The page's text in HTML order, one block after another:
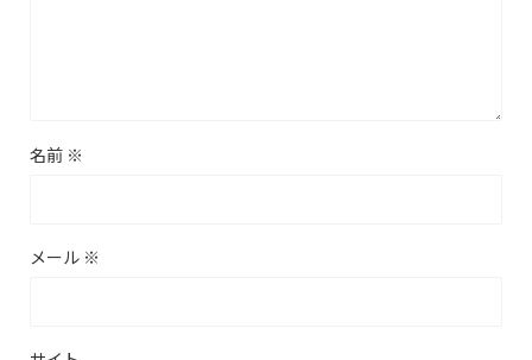
名前 ※
メール ※